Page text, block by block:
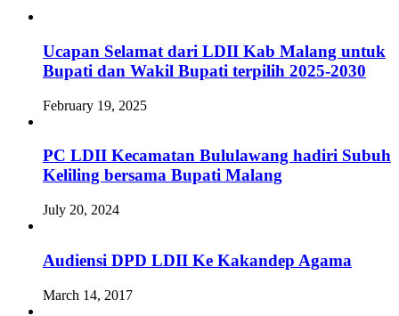
Ucapan Selamat dari LDII Kab Malang untuk
Bupati dan Wakil Bupati terpilih 2025-2030
February 19, 2025
PC LDII Kecamatan Bululawang hadiri Subuh
Keliling bersama Bupati Malang
July 20, 2024
Audiensi DPD LDII Ke Kakandep Agama
March 14, 2017